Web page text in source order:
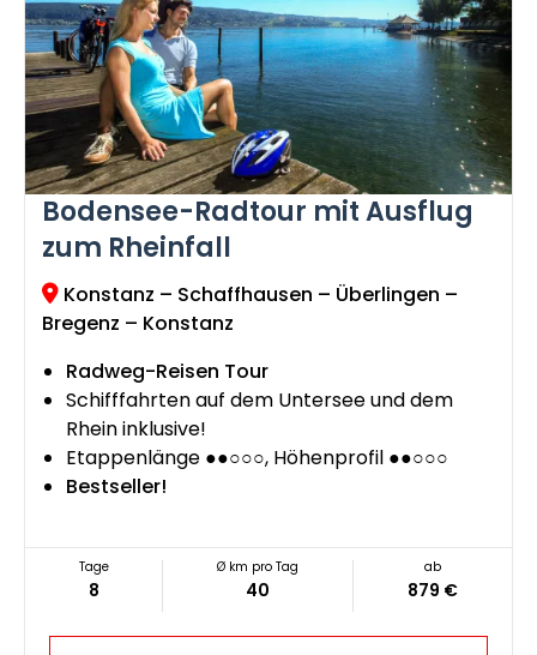
Bodensee-Radtour mit Ausflug
zum Rheinfall
Konstanz – Schaffhausen – Überlingen –
Bregenz – Konstanz
Radweg-Reisen Tour
Schifffahrten auf dem Untersee und dem
Rhein inklusive!
Etappenlänge ●●○○○, Höhenprofil ●●○○○
Bestseller!
Tage
8
Ø km pro Tag
40
ab
879 €